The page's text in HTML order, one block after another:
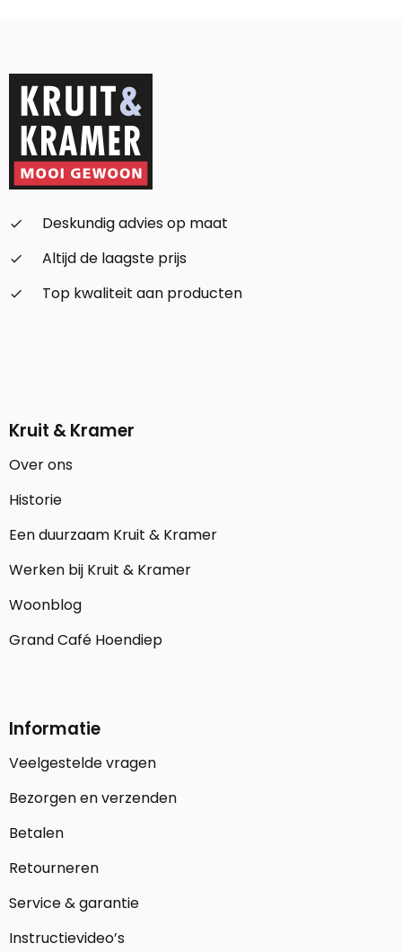
check_small
Deskundig advies op maat
check_small
Altijd de laagste prijs
check_small
Top kwaliteit aan producten
Kruit & Kramer
Over ons
Historie
Een duurzaam Kruit & Kramer
Werken bij Kruit & Kramer
Woonblog
Grand Café Hoendiep
Informatie
Veelgestelde vragen
Bezorgen en verzenden
Betalen
Retourneren
Service & garantie
Instructievideo’s